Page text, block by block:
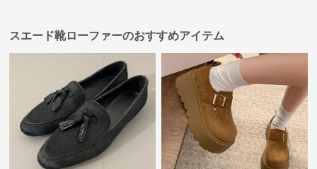
スエード靴ローファーのおすすめアイテム